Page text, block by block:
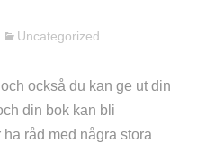
Uncategorized
också du kan ge ut din
din bok kan bli
råd med några stora